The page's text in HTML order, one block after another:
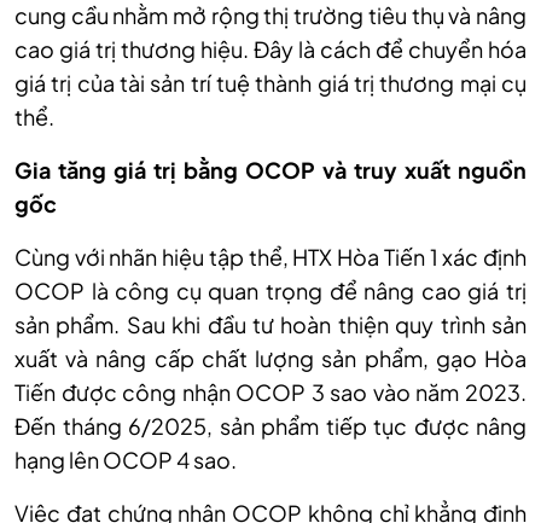
cung cầu nhằm mở rộng thị trường tiêu thụ và nâng
cao giá trị thương hiệu. Đây là cách để chuyển hóa
giá trị của tài sản trí tuệ thành giá trị thương mại cụ
thể.
Gia tăng giá trị bằng OCOP và truy xuất nguồn
gốc
Cùng với nhãn hiệu tập thể, HTX Hòa Tiến 1 xác định
OCOP là công cụ quan trọng để nâng cao giá trị
sản phẩm. Sau khi đầu tư hoàn thiện quy trình sản
xuất và nâng cấp chất lượng sản phẩm, gạo Hòa
Tiến được công nhận OCOP 3 sao vào năm 2023.
Đến tháng 6/2025, sản phẩm tiếp tục được nâng
hạng lên OCOP 4 sao.
Việc đạt chứng nhận OCOP không chỉ khẳng định